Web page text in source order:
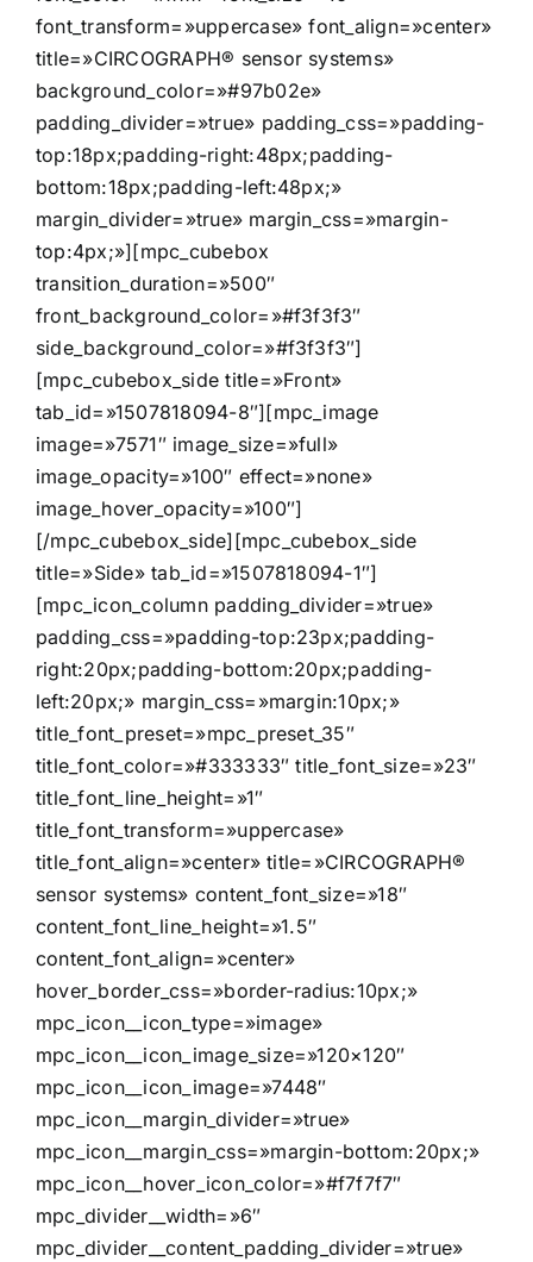
font_transform=»uppercase» font_align=»center»
title=»CIRCOGRAPH® sensor systems»
background_color=»#97b02e»
padding_divider=»true» padding_css=»padding-
top:18px;padding-right:48px;padding-
bottom:18px;padding-left:48px;»
margin_divider=»true» margin_css=»margin-
top:4px;»][mpc_cubebox
transition_duration=»500″
front_background_color=»#f3f3f3″
side_background_color=»#f3f3f3″]
[mpc_cubebox_side title=»Front»
tab_id=»1507818094-8″][mpc_image
image=»7571″ image_size=»full»
image_opacity=»100″ effect=»none»
image_hover_opacity=»100″]
[/mpc_cubebox_side][mpc_cubebox_side
title=»Side» tab_id=»1507818094-1″]
[mpc_icon_column padding_divider=»true»
padding_css=»padding-top:23px;padding-
right:20px;padding-bottom:20px;padding-
left:20px;» margin_css=»margin:10px;»
title_font_preset=»mpc_preset_35″
title_font_color=»#333333″ title_font_size=»23″
title_font_line_height=»1″
title_font_transform=»uppercase»
title_font_align=»center» title=»CIRCOGRAPH®
sensor systems» content_font_size=»18″
content_font_line_height=»1.5″
content_font_align=»center»
hover_border_css=»border-radius:10px;»
mpc_icon__icon_type=»image»
mpc_icon__icon_image_size=»120×120″
mpc_icon__icon_image=»7448″
mpc_icon__margin_divider=»true»
mpc_icon__margin_css=»margin-bottom:20px;»
mpc_icon__hover_icon_color=»#f7f7f7″
mpc_divider__width=»6″
mpc_divider__content_padding_divider=»true»